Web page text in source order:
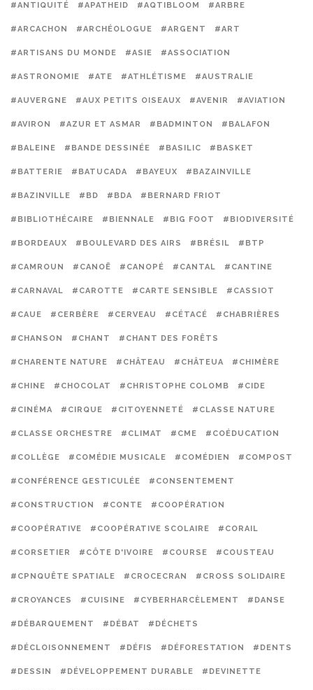
#ANTIQUITÉ #APATHEID #AQTIBLOOM #ARBRE
#ARCACHON #ARCHÉOLOGUE #ARGENT #ART
#ARTISANS DU MONDE #ASIE #ASSOCIATION
#ASTRONOMIE #ATE #ATHLÉTISME #AUSTRALIE
#AUVERGNE #AUX PETITS OISEAUX #AVENIR #AVIATION
#AVIRON #AZUR ET ASMAR #BADMINTON #BALAFON
#BALEINE #BANDE DESSINÉE #BASILIC #BASKET
#BATTERIE #BATUCADA #BAYEUX #BAZAINVILLE
#BAZINVILLE #BD #BDA #BERNARD FRIOT
#BIBLIOTHÉCAIRE #BIENNALE #BIG FOOT #BIODIVERSITÉ
#BORDEAUX #BOULEVARD DES AIRS #BRÉSIL #BTP
#CAMROUN #CANOË #CANOPÉ #CANTAL #CANTINE
#CARNAVAL #CAROTTE #CARTE SENSIBLE #CASSIOT
#CAUE #CERBÈRE #CERVEAU #CÉTACÉ #CHABRIÈRES
#CHANSON #CHANT #CHANT DES FORÊTS
#CHARENTE NATURE #CHÂTEAU #CHÂTEUA #CHIMÈRE
#CHINE #CHOCOLAT #CHRISTOPHE COLOMB #CIDE
#CINÉMA #CIRQUE #CITOYENNETÉ #CLASSE NATURE
#CLASSE ORCHESTRE #CLIMAT #CME #COÉDUCATION
#COLLÈGE #COMÉDIE MUSICALE #COMÉDIEN #COMPOST
#CONFÉRENCE GESTICULÉE #CONSENTEMENT
#CONSTRUCTION #CONTE #COOPÉRATION
#COOPÉRATIVE #COOPÉRATIVE SCOLAIRE #CORAIL
#CORSETIER #CÔTE D'IVOIRE #COURSE #COUSTEAU
#CPNQUÊTE SPATIALE #CROCECRAN #CROSS SOLIDAIRE
#CROYANCES #CUISINE #CYBERHARCÈLEMENT #DANSE
#DÉBARQUEMENT #DÉBAT #DÉCHETS
#DÉCLOISONNEMENT #DÉFIS #DÉFORESTATION #DENTS
#DESSIN #DÉVELOPPEMENT DURABLE #DEVINETTE